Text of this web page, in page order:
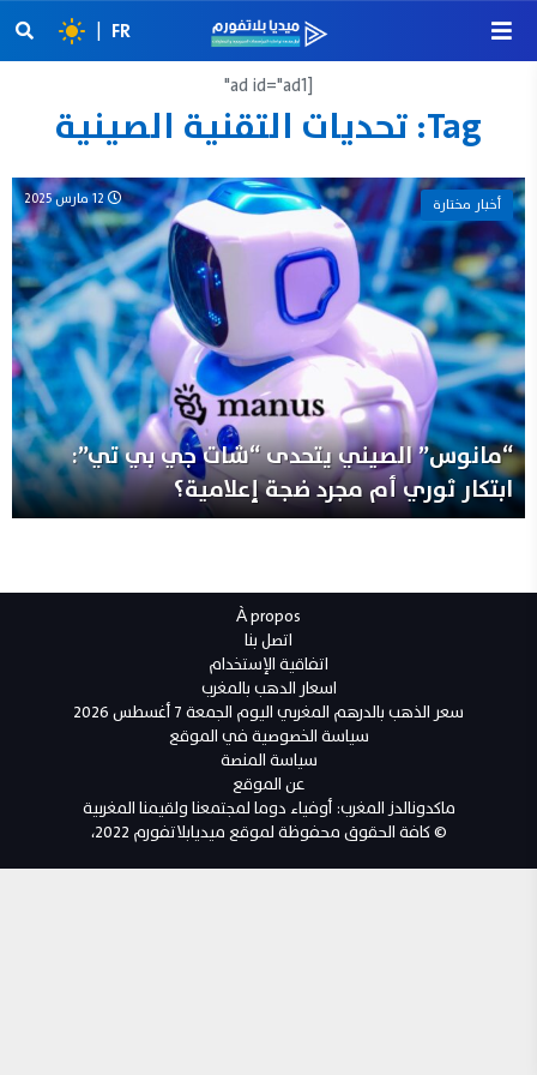
FR
|
[ad id="ad1"
Tag: تحديات التقنية الصينية
أخبار مختارة
“مانوس” الصيني يتحدى “شات جي بي تي”:
ابتكار ثوري أم مجرد ضجة إعلامية؟
12 مارس 2025
© كافة الحقوق محفوظة لموقع ميديابلاتفورم 2022،
À propos
اتصل بنا
اتفاقية الإستخدام
اسعار الدهب بالمغرب
سعر الذهب بالدرهم المغربي اليوم الجمعة 7 أغسطس 2026
سياسة الخصوصية في الموقع
سياسة المنصة
عن الموقع
ماكدونالدز المغرب: أوفياء دوما لمجتمعنا ولقيمنا المغربية